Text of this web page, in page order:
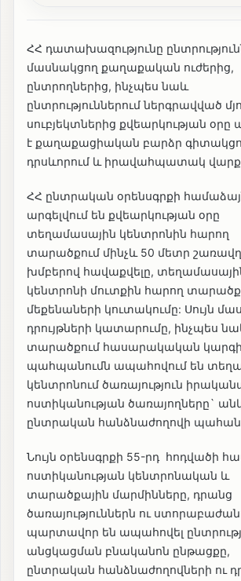
ՀՀ դատախազությունը
մասնակցող քաղաքական ուժերից,
ընտրողներից, ինչպես նաև
ընտրություններում ներգրավված
սուբյեկտներից քվեարկության օրը
է քաղաքացիական բարձր
դրսևորում և իրավահպատակ
ՀՀ ընտրական օրենսգրքի
արգելվում են քվեարկության օրը
տեղամասային կենտրոնին հարող
տարածքում մինչև 50 մետր
խմբերով հավաքվելը,
կենտրոնի մուտքին հարող
մեքենաների կուտակումը: Սույն
դրույթների կատարումը, ինչպես
տարածքում հասարակական կարգի
պահպանումն ապահովում են
կենտրոնում ծառայություն
ոստիկանության ծառայողները`
ընտրական հանձնաժողովի
Նույն օրենսգրքի 55-րդ հոդվածի
ոստիկանության կենտրոնական և
տարածքային մարմինները, դրանց
ծառայություններն ու
պարտավոր են ապահովել
անցկացման բնականոն ընթացքը,
ընտրական հանձնաժողովների ու